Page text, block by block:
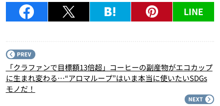
LINE
「クラファンで目標額13倍超」コーヒーの副産物がエコカップ
に生まれ変わる…“アロマループ”はいま本当に使いたいSDGs
モノだ！